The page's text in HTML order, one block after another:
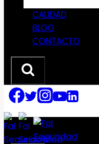
CALIDAD
BLOG
CONTACTO